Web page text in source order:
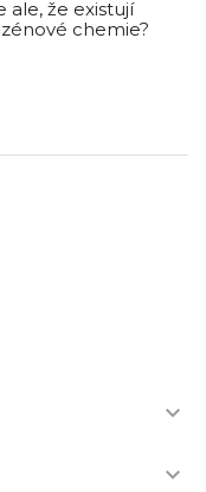
ale, že existují
chemie?

